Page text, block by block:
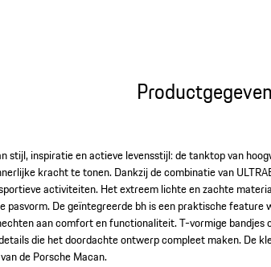
stijl, inspiratie en actieve levensstijl: de tanktop van
kracht te tonen. Dankzij de combinatie van
activiteiten. Het extreem lichte en zachte
pasvorm. De geïntegreerde bh is een praktische
aan comfort en functionaliteit. T-vormige bandjes
die het doordachte ontwerp compleet maken. De
de Porsche Macan.